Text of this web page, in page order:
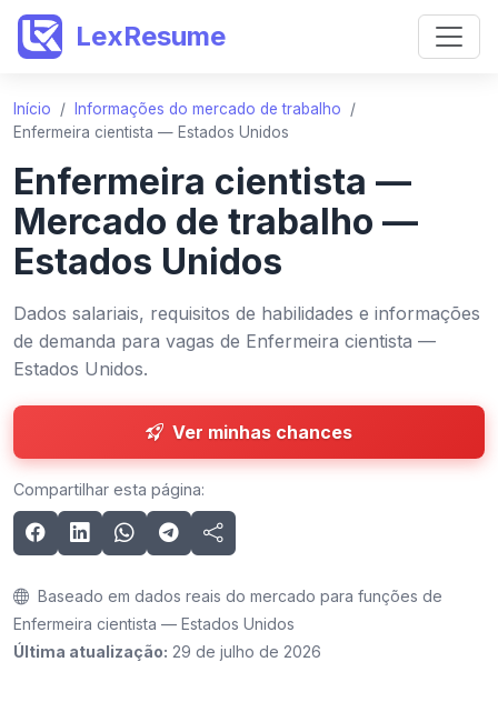
LexResume
Início / Informações do mercado de trabalho
/
Enfermeira cientista — Estados Unidos
Enfermeira cientista —
Mercado de trabalho —
Estados Unidos
Dados salariais, requisitos de habilidades e informações
de demanda para vagas de Enfermeira cientista —
Estados Unidos.
Ver minhas chances
Compartilhar esta página:
Baseado em dados reais do mercado para funções de
Enfermeira cientista — Estados Unidos
Última atualização: 29 de julho de 2026